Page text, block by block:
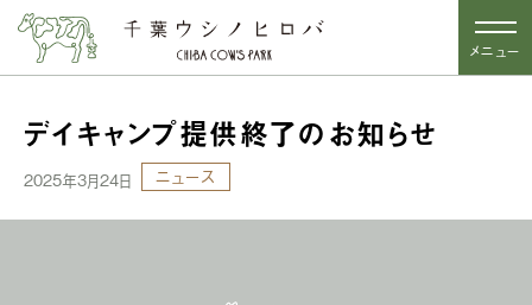
メニュー
デイキャンプ提供終了のお知らせ
2025年3月24日 ニュース